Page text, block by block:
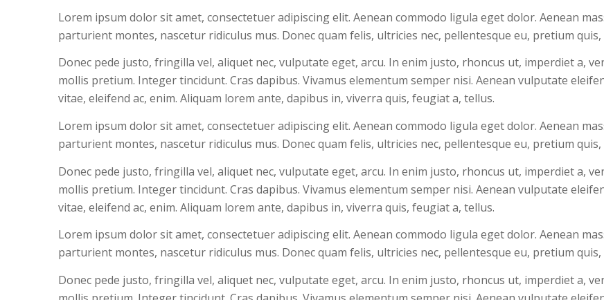
Lorem ipsum dolor sit amet, consectetuer adipiscing elit. Aenean commodo ligula eget dolor. Aenean
parturient montes, nascetur ridiculus mus. Donec quam felis, ultricies nec, pellentesque eu, pretium
Donec pede justo, fringilla vel, aliquet nec, vulputate eget, arcu. In enim justo, rhoncus ut, imperdiet a,
mollis pretium. Integer tincidunt. Cras dapibus. Vivamus elementum semper nisi. Aenean vulputate
vitae, eleifend ac, enim. Aliquam lorem ante, dapibus in, viverra quis, feugiat a, tellus.
Lorem ipsum dolor sit amet, consectetuer adipiscing elit. Aenean commodo ligula eget dolor. Aenean
parturient montes, nascetur ridiculus mus. Donec quam felis, ultricies nec, pellentesque eu, pretium
Donec pede justo, fringilla vel, aliquet nec, vulputate eget, arcu. In enim justo, rhoncus ut, imperdiet a,
mollis pretium. Integer tincidunt. Cras dapibus. Vivamus elementum semper nisi. Aenean vulputate
vitae, eleifend ac, enim. Aliquam lorem ante, dapibus in, viverra quis, feugiat a, tellus.
Lorem ipsum dolor sit amet, consectetuer adipiscing elit. Aenean commodo ligula eget dolor. Aenean
parturient montes, nascetur ridiculus mus. Donec quam felis, ultricies nec, pellentesque eu, pretium
Donec pede justo, fringilla vel, aliquet nec, vulputate eget, arcu. In enim justo, rhoncus ut, imperdiet a,